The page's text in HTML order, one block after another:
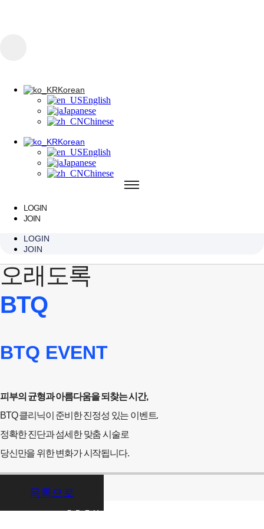
Korean
English
Japanese
Chinese
Korean
English
Japanese
Chinese
LOGIN
JOIN
LOGIN
JOIN
Korean
English
Japanese
한 번의 선택,
오래도록
BTQ
BTQ EVENT
피부의 균형과 아름다움을 되찾는 시간,
BTQ 클리닉이 준비한 진정성 있는 이벤트.
정확한 진단과 섬세한 맞춤 시술로
당신만을 위한 변화가 시작됩니다.